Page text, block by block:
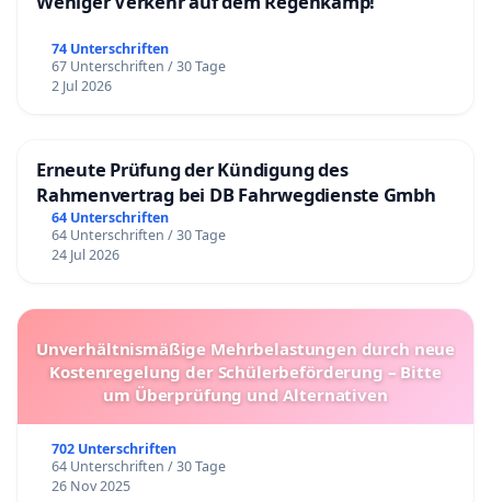
74 Unterschriften
67 Unterschriften / 30 Tage
2 Jul 2026
Erneute Prüfung der Kündigung des
Rahmenvertrag bei DB Fahrwegdienste Gmbh
64 Unterschriften
64 Unterschriften / 30 Tage
24 Jul 2026
Unverhältnismäßige Mehrbelastungen durch neue
Kostenregelung der Schülerbeförderung – Bitte
um Überprüfung und Alternativen
702 Unterschriften
64 Unterschriften / 30 Tage
26 Nov 2025